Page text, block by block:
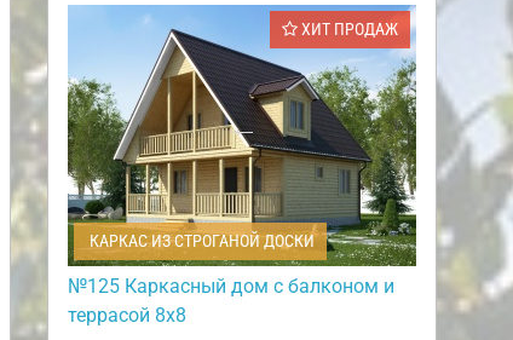
ХИТ ПРОДАЖ
КАРКАС ИЗ СТРОГАНОЙ ДОСКИ
№125 Каркасный дом с балконом и
террасой 8х8